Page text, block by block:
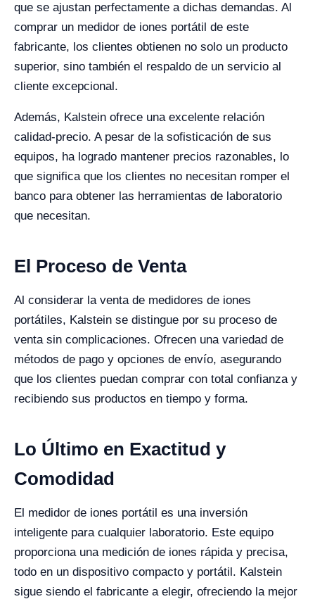
que se ajustan perfectamente a dichas demandas. Al
comprar un medidor de iones portátil de este
fabricante, los clientes obtienen no solo un producto
superior, sino también el respaldo de un servicio al
cliente excepcional.
Además, Kalstein ofrece una excelente relación
calidad-precio. A pesar de la sofisticación de sus
equipos, ha logrado mantener precios razonables, lo
que significa que los clientes no necesitan romper el
banco para obtener las herramientas de laboratorio
que necesitan.
El Proceso de Venta
Al considerar la venta de medidores de iones
portátiles, Kalstein se distingue por su proceso de
venta sin complicaciones. Ofrecen una variedad de
métodos de pago y opciones de envío, asegurando
que los clientes puedan comprar con total confianza y
recibiendo sus productos en tiempo y forma.
Lo Último en Exactitud y
Comodidad
El medidor de iones portátil es una inversión
inteligente para cualquier laboratorio. Este equipo
proporciona una medición de iones rápida y precisa,
todo en un dispositivo compacto y portátil. Kalstein
sigue siendo el fabricante a elegir, ofreciendo la mejor